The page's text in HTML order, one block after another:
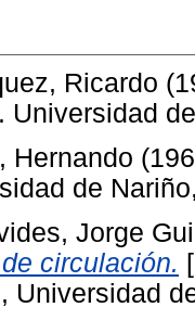
Ricardo
Universidad
Hernando
de
Jorge
circulación.
Universidad